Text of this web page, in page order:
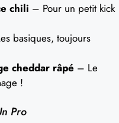
chili – Pour un petit kick
basiques, toujours
cheddar râpé – Le
!
Pro